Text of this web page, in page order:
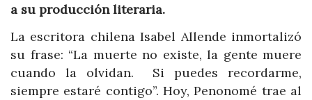
a su producción literaria.
La escritora chilena Isabel Allende inmortalizó
su frase: “La muerte no existe, la gente muere
cuando la olvidan. Si puedes recordarme,
siempre estaré contigo”. Hoy, Penonomé trae al